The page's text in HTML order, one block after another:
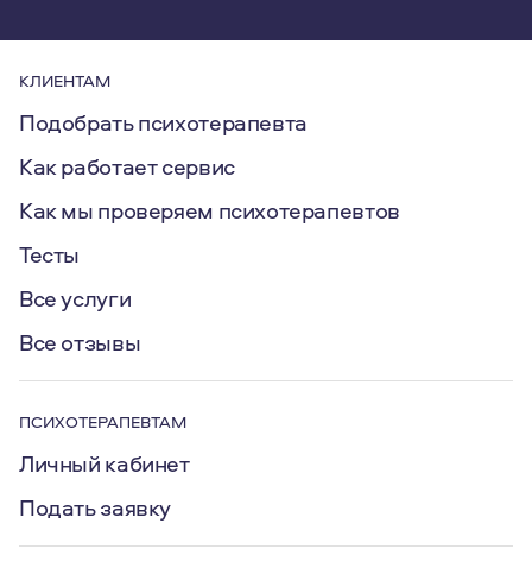
КЛИЕНТАМ
Подобрать психотерапевта
Как работает сервис
Как мы проверяем психотерапевтов
Тесты
Все услуги
Все отзывы
ПСИХОТЕРАПЕВТАМ
Личный кабинет
Подать заявку